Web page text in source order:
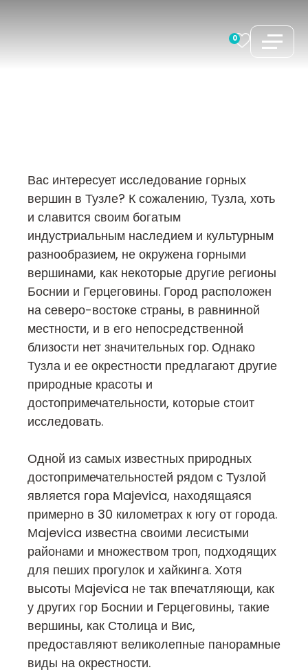
0
Вас интересует исследование горных
вершин в Тузле? К сожалению, Тузла, хоть
и славится своим богатым
индустриальным наследием и культурным
разнообразием, не окружена горными
вершинами, как некоторые другие регионы
Боснии и Герцеговины. Город расположен
на северо-востоке страны, в равнинной
местности, и в его непосредственной
близости нет значительных гор. Однако
Тузла и ее окрестности предлагают другие
природные красоты и
достопримечательности, которые стоит
исследовать.
Одной из самых известных природных
достопримечательностей рядом с Тузлой
является гора Мajevica, находящаяся
примерно в 30 километрах к югу от города.
Мajevica известна своими лесистыми
районами и множеством троп, подходящих
для пеших прогулок и хайкинга. Хотя
высоты Мajevica не так впечатляющи, как
у других гор Боснии и Герцеговины, такие
вершины, как Столица и Вис,
предоставляют великолепные панорамные
виды на окрестности.